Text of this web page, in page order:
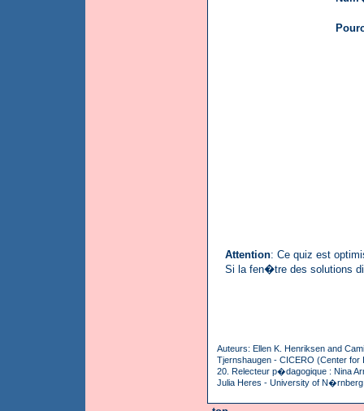
Attention: Ce quiz est
Si la fen�tre des solutions
Auteurs: Ellen K. Henriksen and
Tjernshaugen - CICERO (Center
20. Relecteur p�dagogique : Nina
Julia Heres - University of